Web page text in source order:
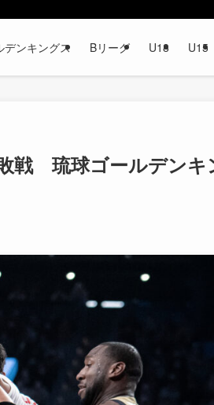
デンキングス Bリーグ U18 U15
戦 琉球ゴールデン